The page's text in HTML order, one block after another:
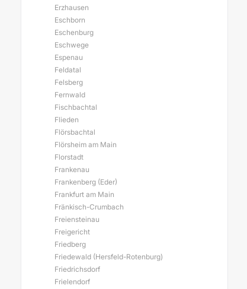
Erzhausen
Eschborn
Eschenburg
Eschwege
Espenau
Feldatal
Felsberg
Fernwald
Fischbachtal
Flieden
Flörsbachtal
Flörsheim am Main
Florstadt
Frankenau
Frankenberg (Eder)
Frankfurt am Main
Fränkisch-Crumbach
Freiensteinau
Freigericht
Friedberg
Friedewald (Hersfeld-Rotenburg)
Friedrichsdorf
Frielendorf